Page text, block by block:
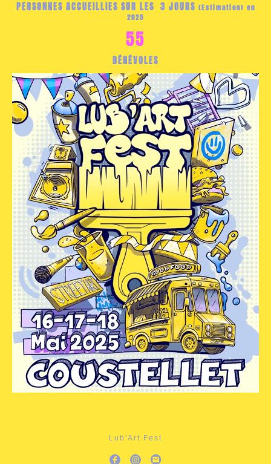
PERSONNES ACCUEILLIES SUR LES 3 JOURS (Estimation) en
2025
55
BÉNÉVOLES
Lub'Art Fest